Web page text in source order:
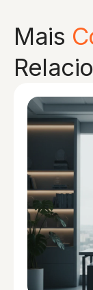
Mais